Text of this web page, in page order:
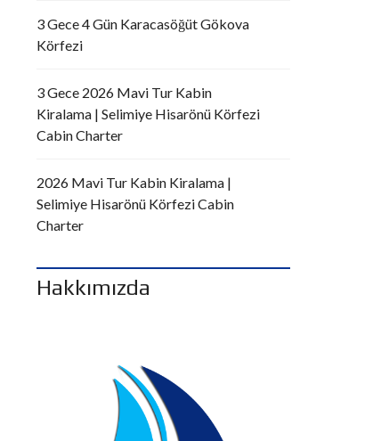
3 Gece 4 Gün Karacasöğüt Gökova
Körfezi
3 Gece 2026 Mavi Tur Kabin
Kiralama | Selimiye Hisarönü Körfezi
Cabin Charter
2026 Mavi Tur Kabin Kiralama |
Selimiye Hisarönü Körfezi Cabin
Charter
Hakkımızda